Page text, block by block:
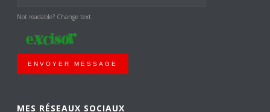
Not readable? Change text.
ENVOYER MESSAGE
MES RÉSEAUX SOCIAUX